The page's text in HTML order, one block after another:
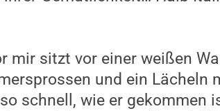
mir sitzt vor einer weißen
und ein Lächeln
schnell, wie er gekommen